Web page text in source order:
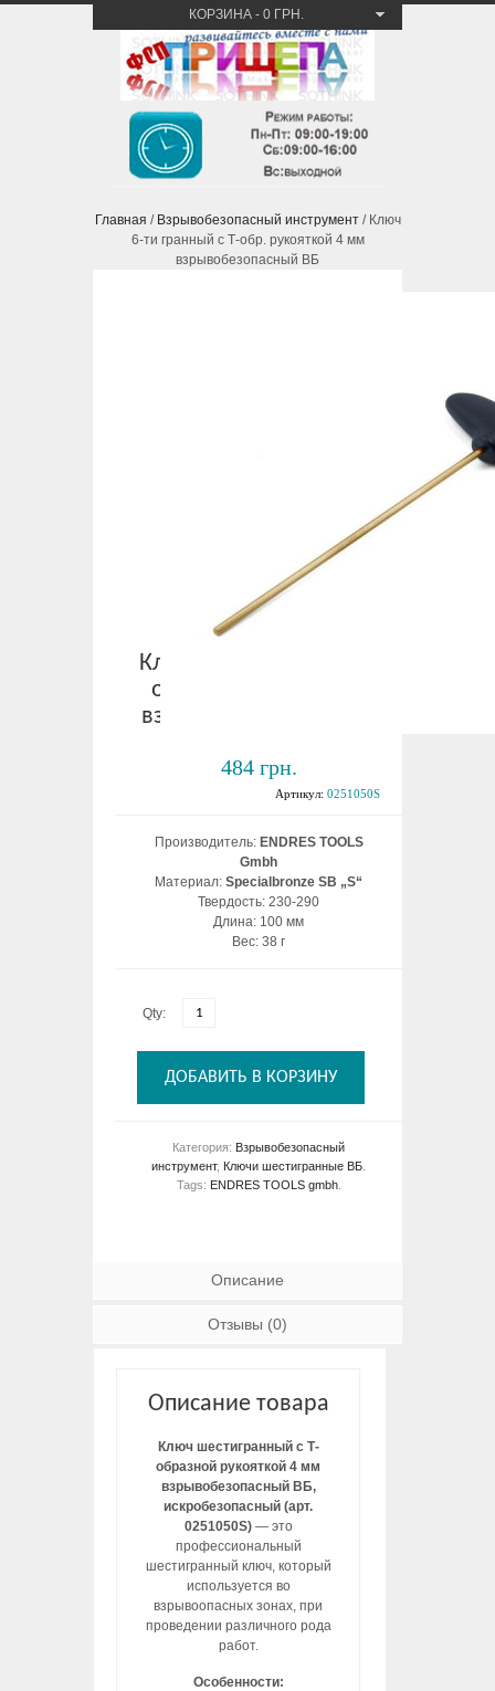
КОРЗИНА - 0 ГРН.
Главная / Взрывобезопасный инструмент/ Ключ
6-ти гранный с Т-обр. рукояткой 4 мм
взрывобезопасный ВБ
Ключ 6-ти гранный с Т-
обр. рукояткой 4 мм
взрывобезопасный ВБ
484 грн.
Артикул: 0251050S
Производитель: ENDRES TOOLS
Gmbh
Материал: Specialbronze SB „S“
Твердость: 230-290
Длина: 100 мм
Вес: 38 г
Qty:
ДОБАВИТЬ В КОРЗИНУ
Категория: Взрывобезопасный
инструмент, Ключи шестигранные ВБ
Tags: ENDRES TOOLS gmbh.
Описание
Отзывы (0)
Описание товара
Ключ шестигранный с Т-
образной рукояткой 4 мм
взрывобезопасный ВБ,
искробезопасный (арт.
0251050S)— это
профессиональный
шестигранный ключ, который
используется во
взрывоопасных зонах, при
проведении различного рода
работ.
Особенности: